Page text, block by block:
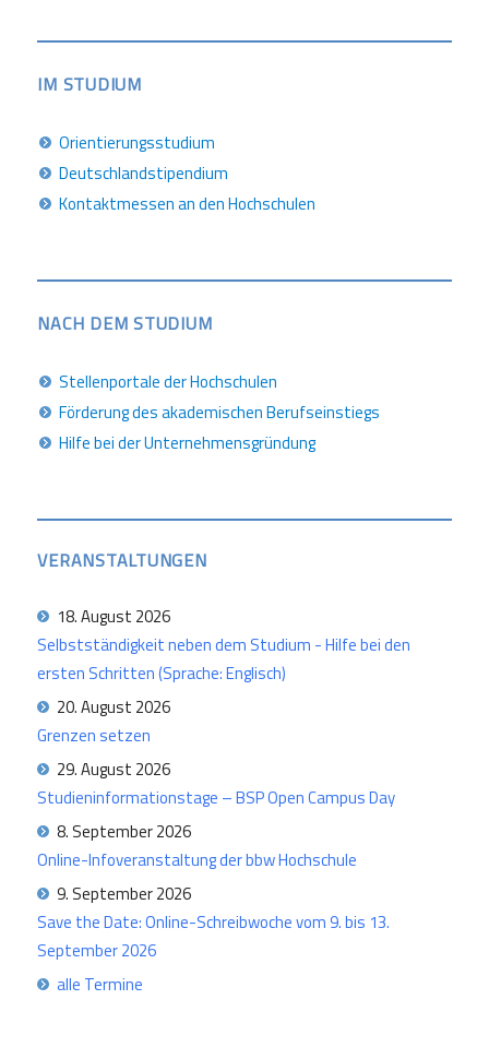
IM STUDIUM
Orientierungsstudium
Deutschlandstipendium
Kontaktmessen an den Hochschulen
NACH DEM STUDIUM
Stellenportale der Hochschulen
Förderung des akademischen Berufseinstiegs
Hilfe bei der Unternehmensgründung
VERANSTALTUNGEN
18. August 2026
Selbstständigkeit neben dem Studium - Hilfe bei den
ersten Schritten (Sprache: Englisch)
20. August 2026
Grenzen setzen
29. August 2026
Studieninformationstage – BSP Open Campus Day
8. September 2026
Online-Infoveranstaltung der bbw Hochschule
9. September 2026
Save the Date: Online-Schreibwoche vom 9. bis 13.
September 2026
alle Termine